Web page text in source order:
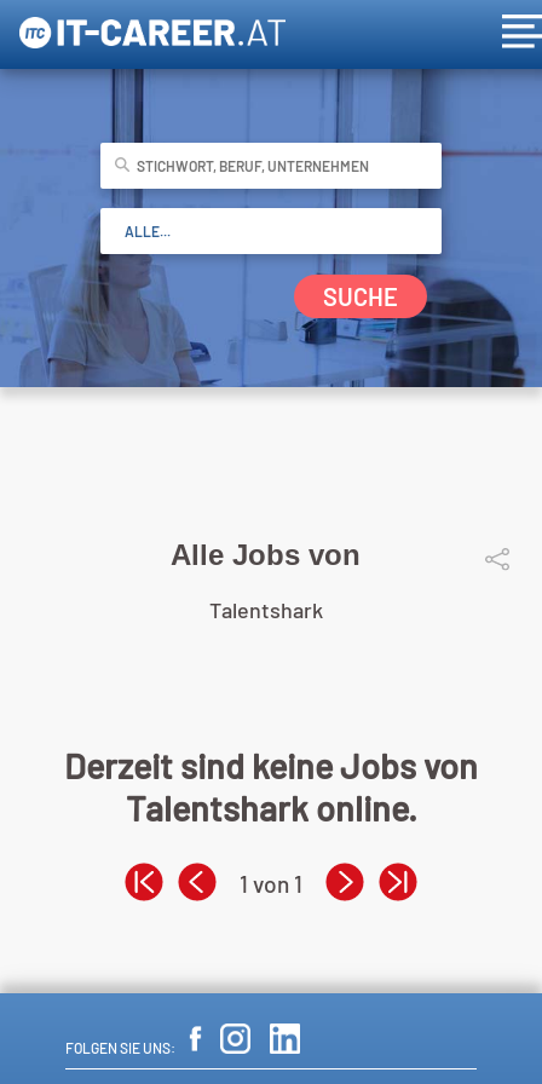
SUCHE
Alle Jobs von
Talentshark
Derzeit sind keine Jobs von
Talentshark online.
1 von 1
FOLGEN SIE UNS: